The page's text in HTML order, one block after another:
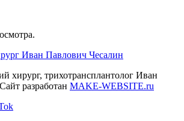
хирург, трихотрансплантолог Иван
Сайт разработан MAKE-WEBSITE.ru